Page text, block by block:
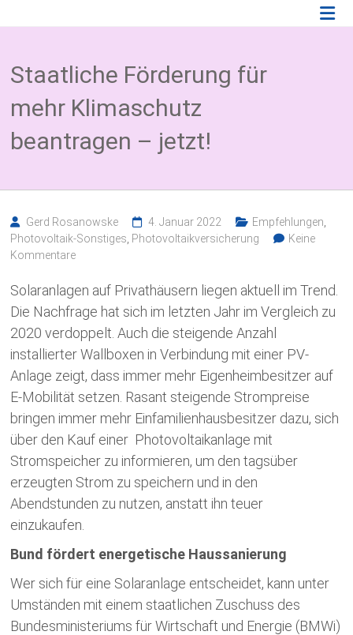
Inhalt
Wissenswertes
Thema
Solarparkversicherung
Staatliche Förderung für
mehr Klimaschutz
beantragen – jetzt!
Gerd Rosanowske 4. Januar 2022 Empfehlungen
Photovoltaik-Sonstiges Photovoltaikversicherung
Keine
Kommentare
Solaranlagen auf Privathäusern liegen aktuell im Trend.
Die Nachfrage hat sich im letzten Jahr im Vergleich zu
2020 verdoppelt. Auch die steigende Anzahl
installierter Wallboxen in Verbindung mit einer PV-
Anlage zeigt, dass immer mehr Eigenheimbesitzer auf
E-Mobilität setzen. Rasant steigende Strompreise
bringen immer mehr Einfamilienhausbesitzer dazu, sich
über den Kauf einer Photovoltaikanlage mit
Stromspeicher zu informieren, um den tagsüber
erzeugten Strom zu speichern und in den
Abendstunden zu nutzen, anstatt ihn teuer
einzukaufen.
Bund fördert energetische Haussanierung
Wer sich für eine Solaranlage entscheidet, kann unter
Umständen mit einem staatlichen Zuschuss des
Bundesministeriums für Wirtschaft und Energie (BMWi)